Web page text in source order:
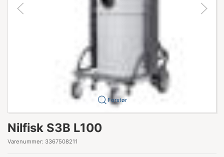
Forstør
Nilfisk S3B L100
Varenummer: 3367508211